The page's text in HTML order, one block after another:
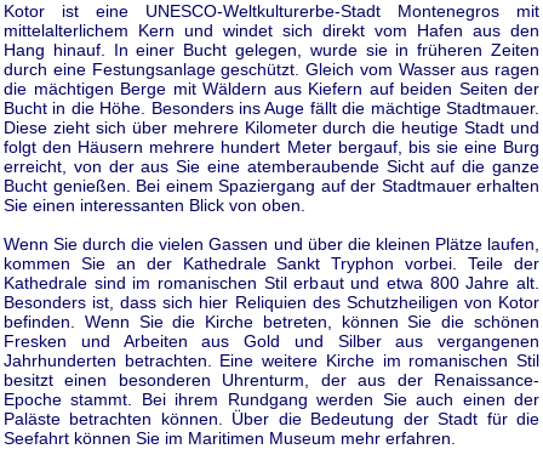
Kotor ist eine UNESCO-Weltkulturerbe-Stadt Montenegros mit
mittelalterlichem Kern und windet sich direkt vom Hafen aus den
Hang hinauf. In einer Bucht gelegen, wurde sie in früheren Zeiten
durch eine Festungsanlage geschützt. Gleich vom Wasser aus ragen
die mächtigen Berge mit Wäldern aus Kiefern auf beiden Seiten der
Bucht in die Höhe. Besonders ins Auge fällt die mächtige Stadtmauer.
Diese zieht sich über mehrere Kilometer durch die heutige Stadt und
folgt den Häusern mehrere hundert Meter bergauf, bis sie eine Burg
erreicht, von der aus Sie eine atemberaubende Sicht auf die ganze
Bucht genießen. Bei einem Spaziergang auf der Stadtmauer erhalten
Sie einen interessanten Blick von oben.
Wenn Sie durch die vielen Gassen und über die kleinen Plätze laufen,
kommen Sie an der Kathedrale Sankt Tryphon vorbei. Teile der
Kathedrale sind im romanischen Stil erbaut und etwa 800 Jahre alt.
Besonders ist, dass sich hier Reliquien des Schutzheiligen von Kotor
befinden. Wenn Sie die Kirche betreten, können Sie die schönen
Fresken und Arbeiten aus Gold und Silber aus vergangenen
Jahrhunderten betrachten. Eine weitere Kirche im romanischen Stil
besitzt einen besonderen Uhrenturm, der aus der Renaissance-
Epoche stammt. Bei ihrem Rundgang werden Sie auch einen der
Paläste betrachten können. Über die Bedeutung der Stadt für die
Seefahrt können Sie im Maritimen Museum mehr erfahren.